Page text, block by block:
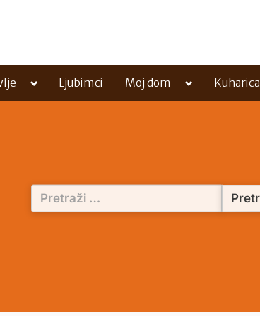
Toggle
menu
Ljubimci Moj dom
Toggle
menu
Kuharica
Pretraži: